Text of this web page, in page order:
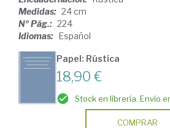
Medidas: 24 cm
Nº Pág.: 224
Idiomas: Español
Papel: Rústica
18,90 €
Stock en librería. Envío
COMPRAR